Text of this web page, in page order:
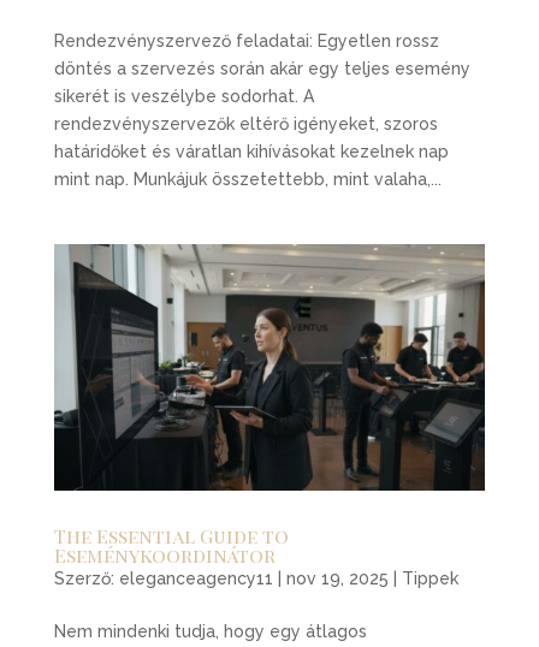
Rendezvényszervező feladatai: Egyetlen rossz
döntés a szervezés során akár egy teljes esemény
sikerét is veszélybe sodorhat. A
rendezvényszervezők eltérő igényeket, szoros
határidőket és váratlan kihívásokat kezelnek nap
mint nap. Munkájuk összetettebb, mint valaha,...
The Essential Guide to
Eseménykoordinátor
Szerző: eleganceagency11 nov 19, 2025 Tippek
Nem mindenki tudja, hogy egy átlagos